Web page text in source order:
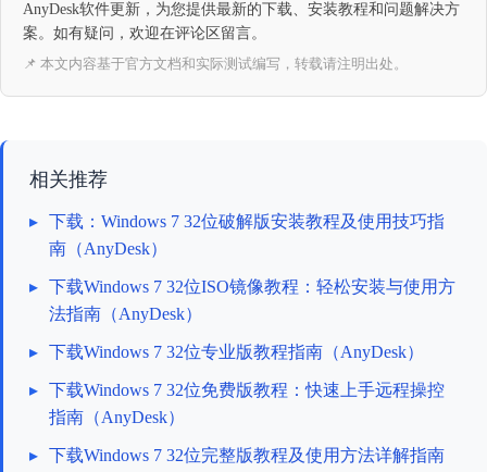
AnyDesk软件更新，为您提供最新的下载、安装教程和问题解决方
案。如有疑问，欢迎在评论区留言。
📌 本文内容基于官方文档和实际测试编写，转载请注明出处。
相关推荐
▸ 下载：Windows 7 32位破解版安装教程及使用技巧指
南（AnyDesk）
▸ 下载Windows 7 32位ISO镜像教程：轻松安装与使用方
法指南（AnyDesk）
▸ 下载Windows 7 32位专业版教程指南（AnyDesk）
▸ 下载Windows 7 32位免费版教程：快速上手远程操控
指南（AnyDesk）
▸ 下载Windows 7 32位完整版教程及使用方法详解指南